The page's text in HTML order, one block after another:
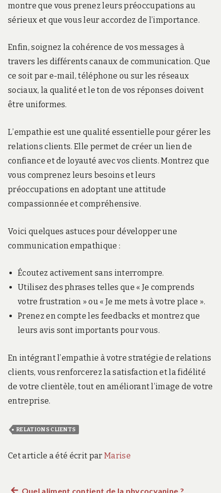
montre que vous prenez leurs préoccupations au
sérieux et que vous leur accordez de l’importance.
Enfin, soignez la cohérence de vos messages à
travers les différents canaux de communication. Que
ce soit par e-mail, téléphone ou sur les réseaux
sociaux, la qualité et le ton de vos réponses doivent
être uniformes.
L’empathie est une qualité essentielle pour gérer les
relations clients. Elle permet de créer un lien de
confiance et de loyauté avec vos clients. Montrez que
vous comprenez leurs besoins et leurs
préoccupations en adoptant une attitude
compassionnée et compréhensive.
Voici quelques astuces pour développer une
communication empathique :
Écoutez activement sans interrompre.
Utilisez des phrases telles que « Je comprends
votre frustration » ou « Je me mets à votre place ».
Prenez en compte les feedbacks et montrez que
leurs avis sont importants pour vous.
En intégrant l’empathie à votre stratégie de relations
clients, vous renforcerez la satisfaction et la fidélité
de votre clientèle, tout en améliorant l’image de votre
entreprise.
RELATIONS CLIENTS
Cet article a été écrit par Marise
Article
Quel aliment contient de la phycocyanine ?